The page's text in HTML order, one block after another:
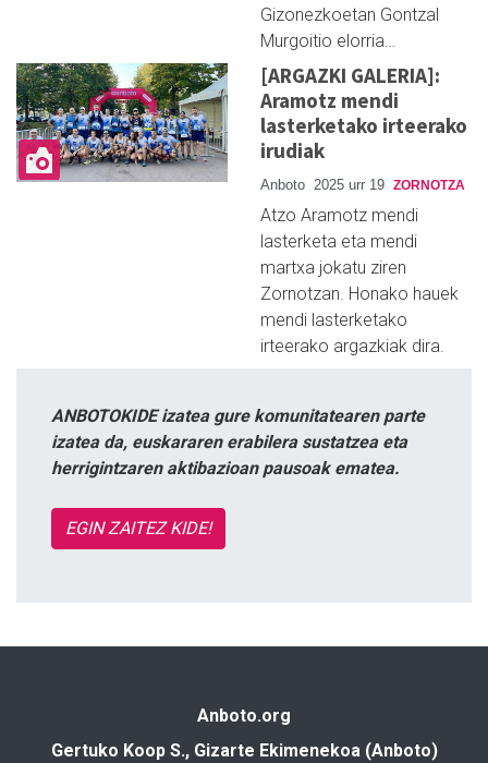
Gizonezkoetan Gontzal
Murgoitio elorria…
[ARGAZKI GALERIA]:
Aramotz mendi
lasterketako irteerako
irudiak
Anboto 2025 urr 19 ZORNOTZA
Atzo Aramotz mendi
lasterketa eta mendi
martxa jokatu ziren
Zornotzan. Honako hauek
mendi lasterketako
irteerako argazkiak dira.
ANBOTOKIDE izatea gure komunitatearen parte
izatea da, euskararen erabilera sustatzea eta
herrigintzaren aktibazioan pausoak ematea.
EGIN ZAITEZ KIDE!
Anboto.org
Gertuko Koop S., Gizarte Ekimenekoa (Anboto)